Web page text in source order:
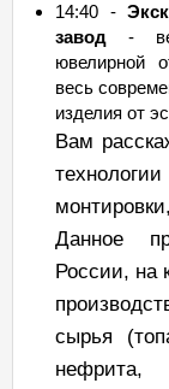
14:40 -
завод -
ювелирной
весь
изделия от
Вам
Данное
России, на
сырья